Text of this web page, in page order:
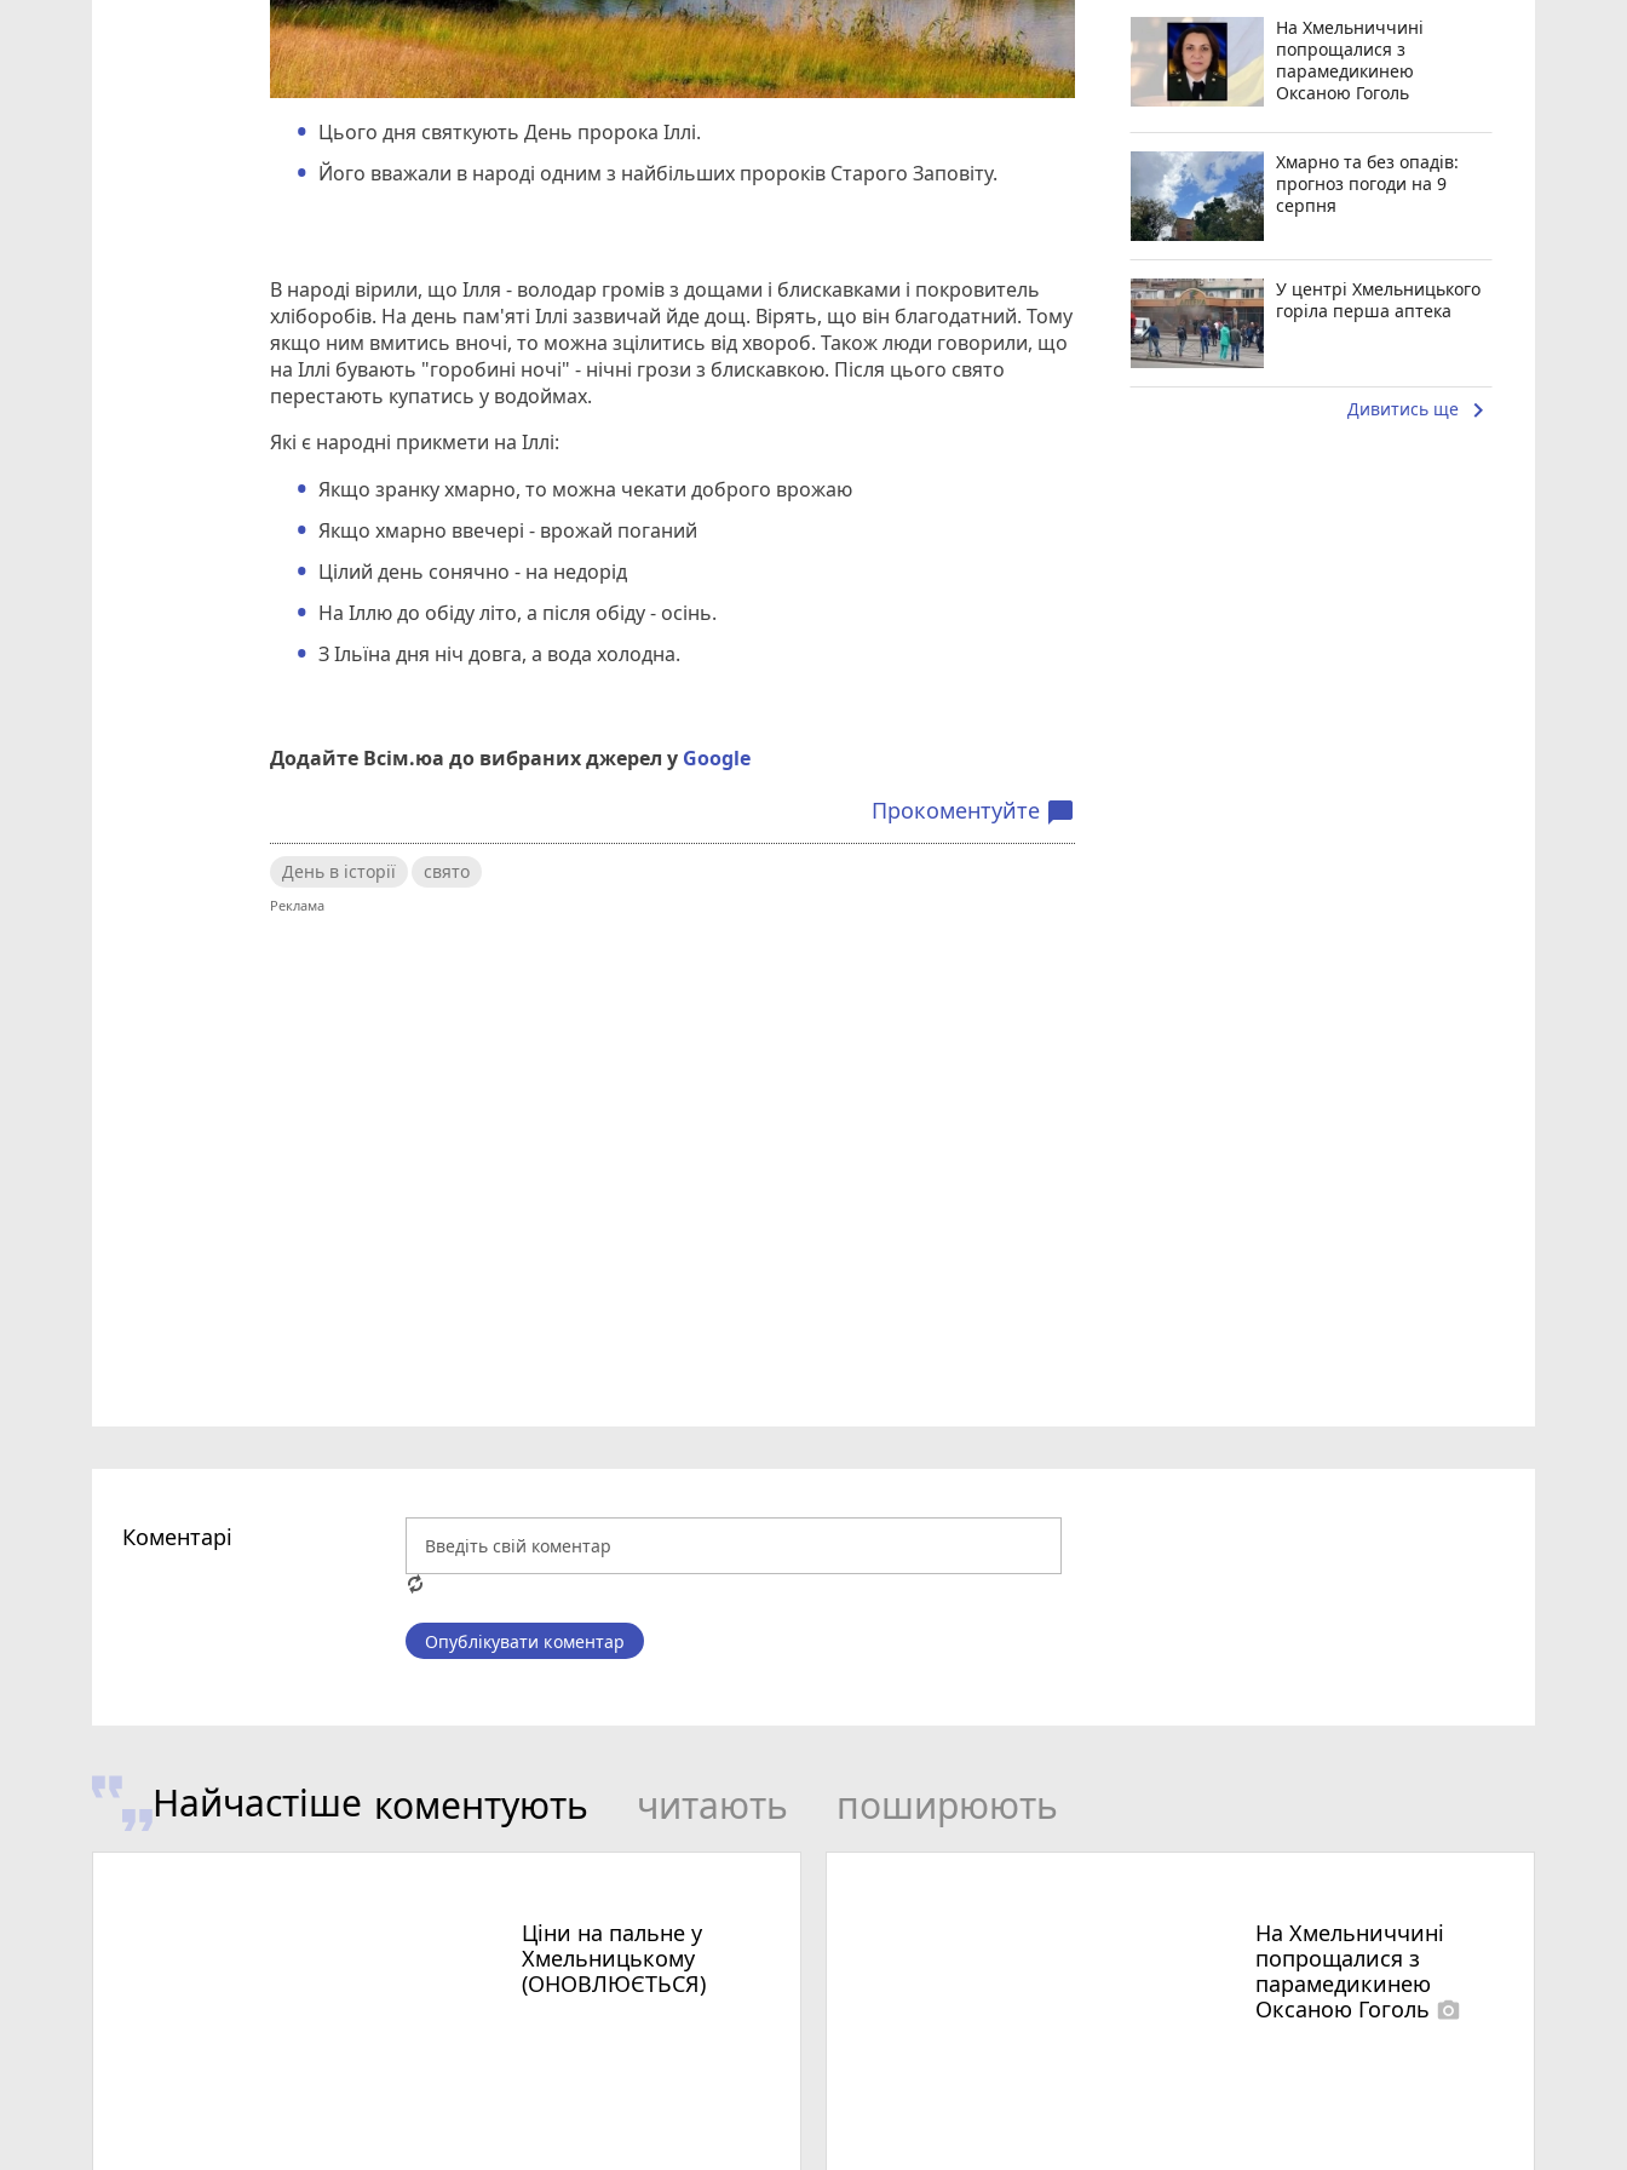
Цього дня святкують День пророка Іллі.
Його вважали в народі одним з найбільших пророків Старого Заповіту.
В народі вірили, що Ілля - володар громів з дощами і блискавками і покровитель
хліборобів. На день пам'яті Іллі зазвичай йде дощ. Вірять, що він благодатний. Тому
якщо ним вмитись вночі, то можна зцілитись від хвороб. Також люди говорили, що
на Іллі бувають "горобині ночі" - нічні грози з блискавкою. Після цього свято
перестають купатись у водоймах.
Які є народні прикмети на Іллі:
Якщо зранку хмарно, то можна чекати доброго врожаю
Якщо хмарно ввечері - врожай поганий
Цілий день сонячно - на недорід
На Іллю до обіду літо, а після обіду - осінь.
З Ільїна дня ніч довга, а вода холодна.
Додайте Всім.юа до вибраних джерел у Google
Прокоментуйте chat_bubble
День в історії свято
На Хмельниччині
попрощалися з
парамедикинею
Оксаною Гоголь
Хмарно та без опадів:
прогноз погоди на 9
серпня
У центрі Хмельницького
горіла перша аптека
Дивитись ще keyboard_arrow_right
Коментарі
Опублікувати коментар
Найчастіше коментують читають поширюють
Ціни на пальне у
Хмельницькому
(ОНОВЛЮЄТЬСЯ)
На Хмельниччині
попрощалися з
парамедикинею
Оксаною Гоголь photo_camera